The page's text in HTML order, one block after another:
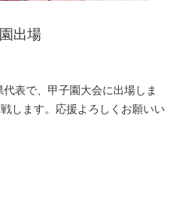
出場
表で、甲子園大会に出場しま
します。応援よろしくお願いい